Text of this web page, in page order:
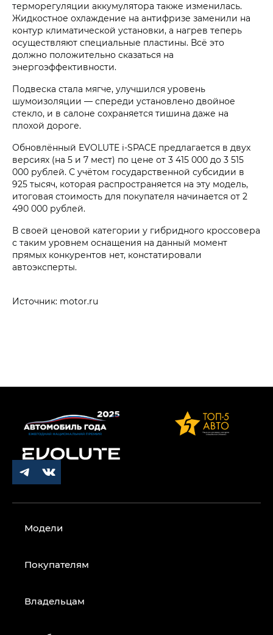
терморегуляции аккумулятора также изменилась.
Жидкостное охлаждение на антифризе заменили на
контур климатической установки, а нагрев теперь
осуществляют специальные пластины. Всё это
должно положительно сказаться на
энергоэффективности.
Подвеска стала мягче, улучшился уровень
шумоизоляции — спереди установлено двойное
стекло, и в салоне сохраняется тишина даже на
плохой дороге.
Обновлённый EVOLUTE i‑SPACE предлагается в двух
версиях (на 5 и 7 мест) по цене от 3 415 000 до 3 515
000 рублей. С учётом государственной субсидии в
925 тысяч, которая распространяется на эту модель,
итоговая стоимость для покупателя начинается от 2
490 000 рублей.
В своей ценовой категории у гибридного кроссовера
с таким уровнем оснащения на данный момент
прямых конкурентов нет, констатировали
автоэксперты.
Источник: motor.ru
Модели
Покупателям
Владельцам